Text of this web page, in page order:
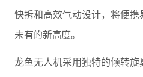
快拆和高效气动设计，将便
未有的新高度。
龙鱼无人机采用独特的倾转旋